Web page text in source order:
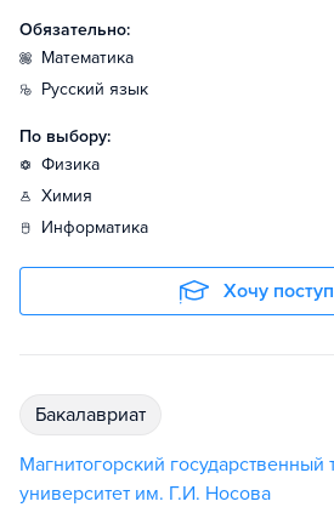
Обязательно:
математика
русский язык
По выбору:
физика
химия
информатика
Хочу
бакалавриат
Магнитогорский государственный
университет им. Г.И. Носова